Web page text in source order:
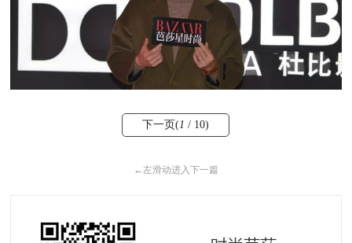
下一页(1 / 10)
←左滑动进入下一篇